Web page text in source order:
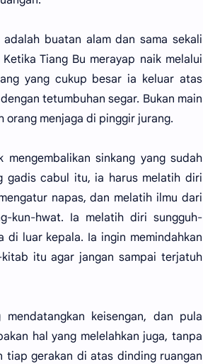
buatan alam dan sama sekali
Tiang Bu merayap naik melalui
yang cukup besar ia keluar atas
tetumbuhan segar. Bukan main
orang menjaga di pinggir jurang.
sinkang yang sudah
gadis cabul itu, ia harus melatih diri
napas, dan melatih ilmu dari
kun-hwat. Ia melatih diri sungguh-
di luar kepala. Ia ingin memindahkan
itu agar jangan sampai terjatuh
keisengan, dan pula
hal yang melelahkan juga, tanpa
tiap gerakan di atas dinding ruangan